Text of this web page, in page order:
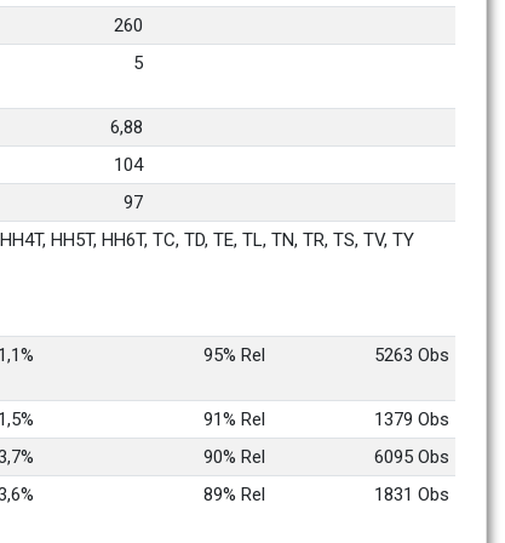
260
5
6,88
104
97
HH5T, HH6T, TC, TD, TE, TL, TN, TR, TS, TV, TY
1,1% 95% Rel 5263 Obs
1,5% 91% Rel
1379 Obs
90% Rel
6095 Obs
89% Rel 1831 Obs